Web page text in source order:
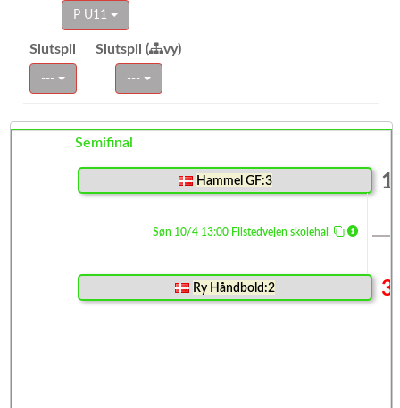
P U11
Slutspil Slutspil ( vy)
--- ---
Semifinal
Hammel GF:3
Søn 10/4 13:00 Filstedvejen skolehal
Ry Håndbold:2 3